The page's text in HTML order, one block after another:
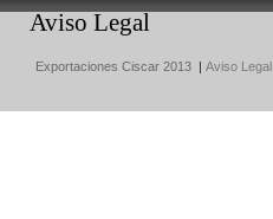
Aviso Legal
Exportaciones Ciscar 2013 | Aviso Legal